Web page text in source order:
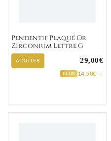
Pendentif Plaqué Or
Zirconium Lettre G
AJOUTER 29,00€
CLUB 14,50€ →